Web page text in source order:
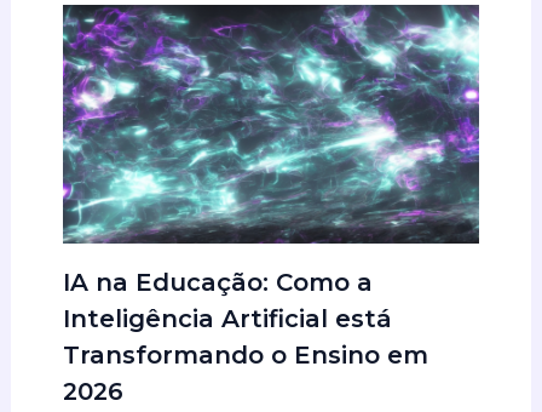
IA na Educação: Como a
Inteligência Artificial está
Transformando o Ensino em
2026